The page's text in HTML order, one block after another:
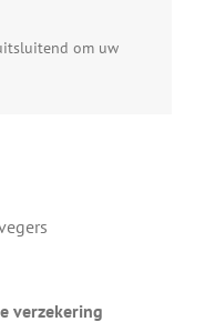
om uw
verzekering